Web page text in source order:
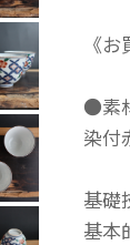
《
●素
染付
基礎
基本